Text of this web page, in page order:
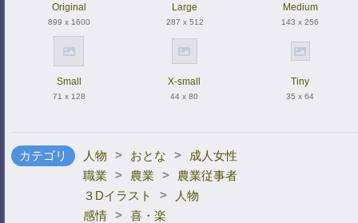
Original
899 x 1600
Large
287 x 512
Medium
143 x 256
Small
71 x 128
X-small
44 x 80
Tiny
35 x 64
カテゴリ 人物 > おとな >
成人女性
職業
> 農業 >
農業従事者
３Dイラスト
>
人物
感情 > 喜・楽